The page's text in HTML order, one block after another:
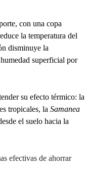
con una copa
la temperatura del
disminuye la
superficial por
su efecto térmico: la
tropicales, la Samanea
el suelo hacia la
efectivas de ahorrar